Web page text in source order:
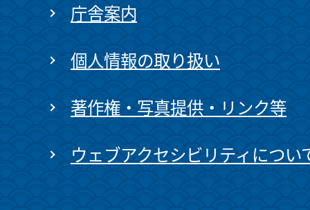
庁舎案内
個人情報の取り扱い
著作権・写真提供・リンク等
ウェブアクセシビリティについ